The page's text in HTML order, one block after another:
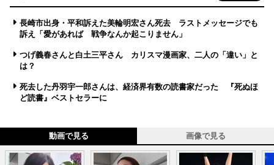
長崎市出身・平和訴えた美輪明宏さん死去 ラストメッセージでも
訴え「愛があれば 戦争なんか起こりません」
つげ義春さんと白土三平さん カリスマ漫画家、二人の「違い」と
は？
死去した丹羽宇一郎さんは、経済界有数の読書家だった 『死ぬほ
ど読書』ベストセラーに
動画で見る 画像で見る